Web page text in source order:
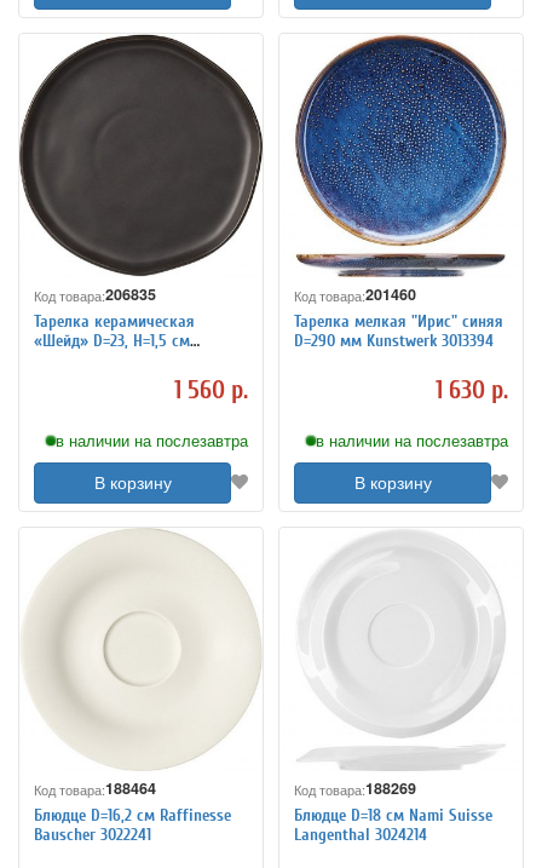
Код товара:206835
Тарелка керамическая
«Шейд» D=23, H=1,5 см
1 560 р.
в наличии на послезавтра
В корзину
Код товара:201460
Тарелка мелкая "Ирис" синяя
D=290 мм Kunstwerk 3013394
1 630 р.
в наличии на послезавтра
В корзину
Код товара:188464
Блюдце D=16,2 см Raffinesse
Bauscher 3022241
Код товара:188269
Блюдце D=18 см Nami Suisse
Langenthal 3024214